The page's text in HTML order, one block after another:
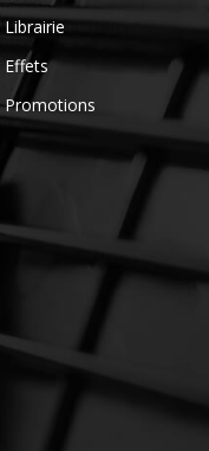
Librairie
Effets
Promotions